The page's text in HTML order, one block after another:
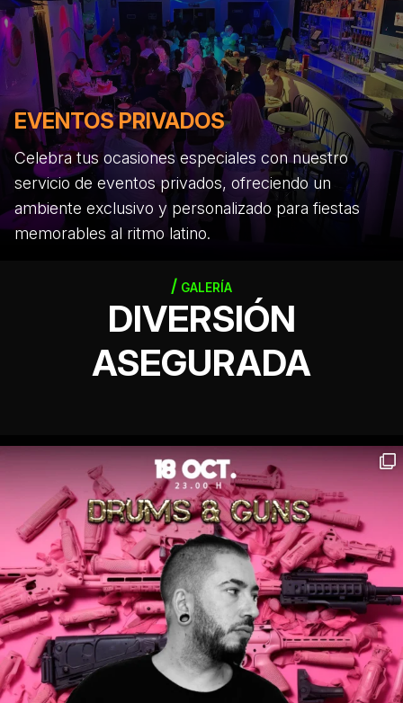
EVENTOS PRIVADOS
Celebra tus ocasiones especiales con nuestro
servicio de eventos privados, ofreciendo un
ambiente exclusivo y personalizado para fiestas
memorables al ritmo latino.
GALERÍA
DIVERSIÓN
ASEGURADA